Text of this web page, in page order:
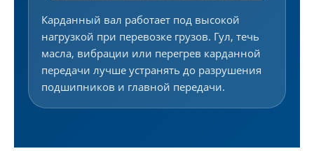
Карданный вал работает под высокой
нагрузкой при перевозке грузов. Гул, течь
масла, вибрации или перегрев карданной
передачи лучше устранять до разрушения
подшипников и главной передачи.